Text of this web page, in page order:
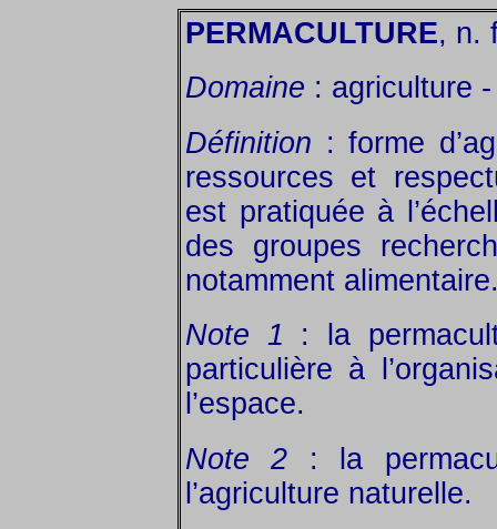
PERMACULTURE, n.
Domaine : agriculture
Définition : forme
ressources et
est pratiquée à
des groupes
notamment
Note 1 : la
particulière à
l’espace.
Note 2 : la
l’agriculture naturelle.